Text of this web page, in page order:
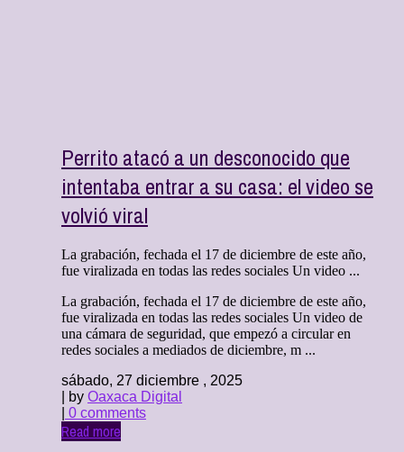
Perrito atacó a un desconocido que
intentaba entrar a su casa: el video se
volvió viral
La grabación, fechada el 17 de diciembre de este año,
fue viralizada en todas las redes sociales Un video ...
La grabación, fechada el 17 de diciembre de este año,
fue viralizada en todas las redes sociales Un video de
una cámara de seguridad, que empezó a circular en
redes sociales a mediados de diciembre, m ...
sábado, 27 diciembre , 2025
| by Oaxaca Digital
0 comments
Read more